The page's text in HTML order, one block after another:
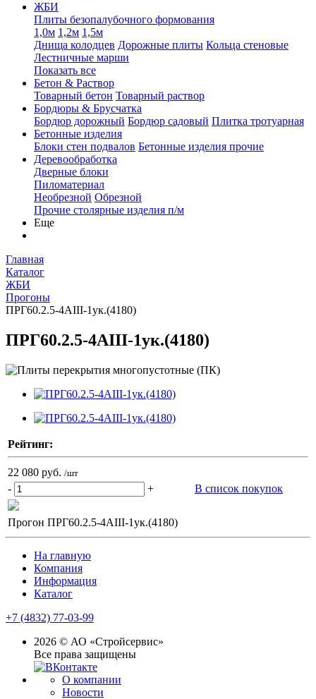
ЖБИ
Плиты безопалубочного формования
1,0м 1,2м 1,5м
Днища колодцев Дорожные плиты Кольца стеновые
Лестничные марши
Показать все
Бетон & Раствор
Товарный бетон Товарный раствор
Бордюры & Брусчатка
Бордюр дорожный Бордюр садовый Плитка тротуарная
Бетонные изделия
Блоки стен подвалов Бетонные изделия прочие
Деревообработка
Дверные блоки
Пиломатериал
Необрезной Обрезной
Прочие столярные изделия п/м
Еще
Главная
Каталог
ЖБИ
Прогоны
ПРГ60.2.5-4АIII-1ук.(4180)
ПРГ60.2.5-4АIII-1ук.(4180)
Рейтинг:
22 080 руб. /шт
- + В список покупок
Прогон ПРГ60.2.5-4АIII-1ук.(4180)
На главную
Компания
Информация
Каталог
+7 (4832) 77-03-99
2026 © АО «Стройсервис»
Все права защищены
О компании
Новости